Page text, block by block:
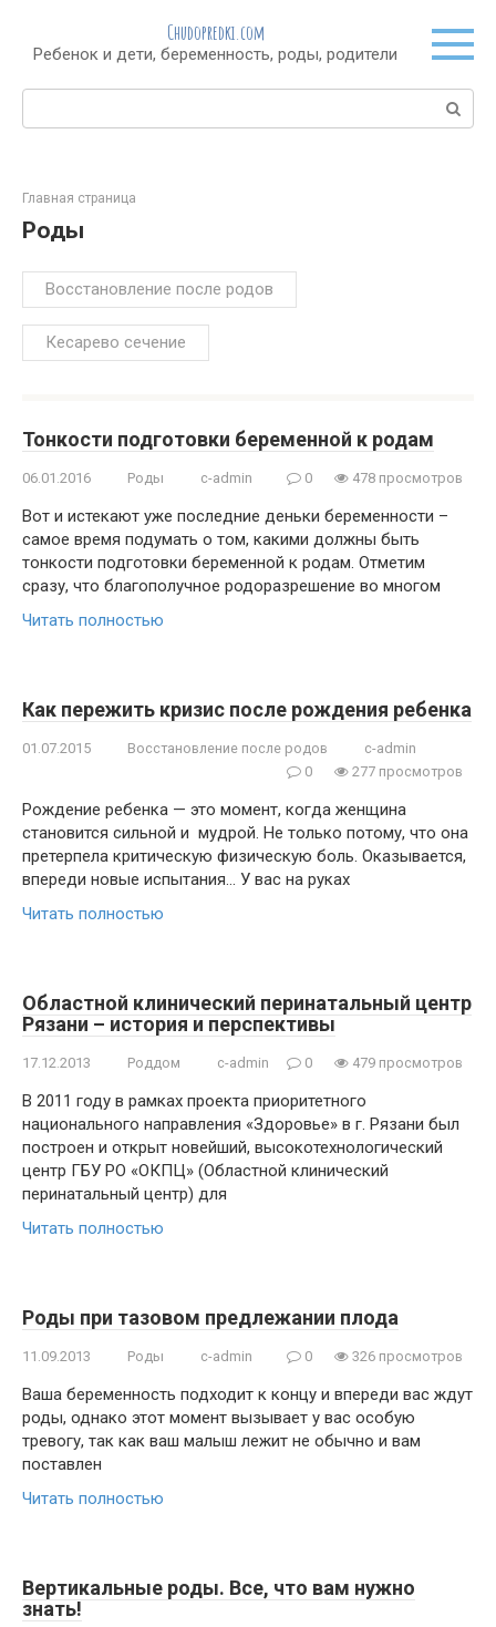
контенту
Chudopredki.com
Ребенок и дети, беременность, роды, родители
Поиск:
Главная страница
Роды
Восстановление после родов
Кесарево сечение
Тонкости подготовки беременной к родам
06.01.2016 Роды c-admin 0 478 просмотров
Вот и истекают уже последние деньки беременности –
самое время подумать о том, какими должны быть
тонкости подготовки беременной к родам. Отметим
сразу, что благополучное родоразрешение во многом
Читать полностью
Как пережить кризис после рождения ребенка
01.07.2015 Восстановление после родов
c-admin
0
277 просмотров
Рождение ребенка — это момент, когда женщина
становится сильной и мудрой. Не только потому, что она
претерпела критическую физическую боль. Оказывается,
впереди новые испытания… У вас на руках
Читать полностью
Областной клинический перинатальный центр
Рязани – история и перспективы
17.12.2013 Роддом c-admin 0 479 просмотров
В 2011 году в рамках проекта приоритетного
национального направления «Здоровье» в г. Рязани был
построен и открыт новейший, высокотехнологический
центр ГБУ РО «ОКПЦ» (Областной клинический
перинатальный центр) для
Читать полностью
Роды при тазовом предлежании плода
11.09.2013 Роды c-admin 0 326 просмотров
Ваша беременность подходит к концу и впереди вас ждут
роды, однако этот момент вызывает у вас особую
тревогу, так как ваш малыш лежит не обычно и вам
поставлен
Читать полностью
Вертикальные роды. Все, что вам нужно
знать!